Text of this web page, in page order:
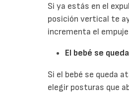
Si ya estás en el
posición vertical te
incrementa el
El bebé se
Si el bebé se queda
elegir posturas que